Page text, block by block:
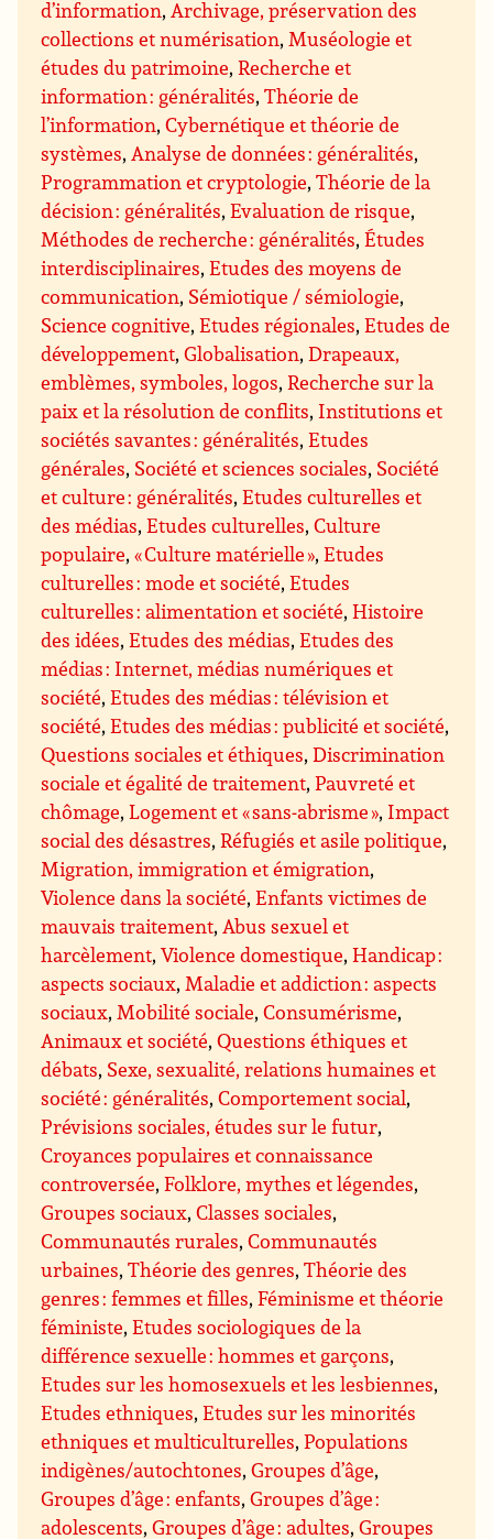
d’information,Archivage, préservation des
collections et numérisation,Muséologie et
études du patrimoine,Recherche et
information : généralités,Théorie de
l’information,Cybernétique et théorie de
systèmes,Analyse de données : généralités,
Programmation et cryptologie,Théorie de la
décision : généralités,Evaluation de risque,
Méthodes de recherche : généralités,Études
interdisciplinaires,Etudes des moyens de
communication, Sémiotique / sémiologie,
Science cognitive,Etudes régionales,Etudes de
développement,Globalisation,Drapeaux,
emblèmes, symboles, logos,Recherche sur la
paix et la résolution de conflits, Institutions et
sociétés savantes : généralités,Etudes
générales, Société et sciences sociales, Société
et culture : généralités,Etudes culturelles et
des médias,Etudes culturelles,Culture
populaire,« Culture matérielle »,Etudes
culturelles : mode et société,Etudes
culturelles : alimentation et société,Histoire
des idées,Etudes des médias,Etudes des
médias : Internet, médias numériques et
société,Etudes des médias : télévision et
société,Etudes des médias : publicité et société,
Questions sociales et éthiques,Discrimination
sociale et égalité de traitement,Pauvreté et
chômage,Logement et « sans-abrisme », Impact
social des désastres,Réfugiés et asile politique,
Migration, immigration et émigration,
Violence dans la société,Enfants victimes de
mauvais traitement,Abus sexuel et
harcèlement,Violence domestique,Handicap :
aspects sociaux,Maladie et addiction : aspects
sociaux,Mobilité sociale,Consumérisme,
Animaux et société,Questions éthiques et
débats, Sexe, sexualité, relations humaines et
société : généralités,Comportement social,
Prévisions sociales, études sur le futur,
Croyances populaires et connaissance
controversée,Folklore, mythes et légendes,
Groupes sociaux,Classes sociales,
Communautés rurales,Communautés
urbaines,Théorie des genres,Théorie des
genres : femmes et filles,Féminisme et théorie
féministe,Etudes sociologiques de la
différence sexuelle : hommes et garçons,
Etudes sur les homosexuels et les lesbiennes,
Etudes ethniques,Etudes sur les minorités
ethniques et multiculturelles,Populations
indigènes/autochtones,Groupes d’âge,
Groupes d’âge : enfants,Groupes d’âge :
adolescents,Groupes d’âge : adultes,Groupes